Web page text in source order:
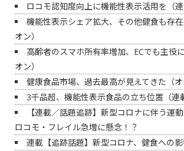
ロコモ認知度向上に機能性表示活用を（連
機能性表示シェア拡大、その他健食も存
オン）
高齢者のスマホ所有率増加、ECでも主役
オン）
健康食品市場、過去最高が見えてきた（オ
3千品超、機能性表示食品の立ち位置（連
【連載／話題追跡】新型コロナに伴う運
ロコモ・フレイル急増に懸念！？
連載【追跡話題】新型コロナ、健食への